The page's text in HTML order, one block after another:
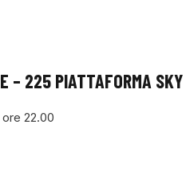
– 225 PIATTAFORMA SKY
22.00